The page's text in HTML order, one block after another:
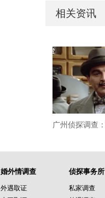
相关资讯
婚外情调查
外遇取证
侦探事务所
私家调查